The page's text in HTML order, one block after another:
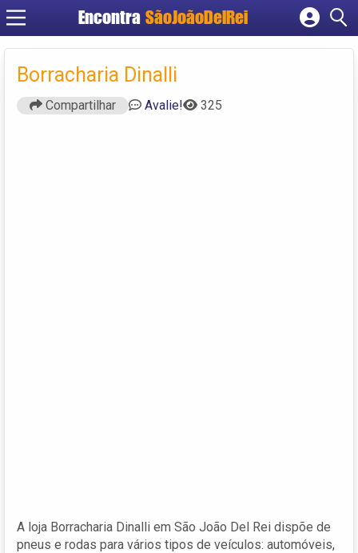
Encontra SãoJoãoDelRei
Cadastrar empresa
Criar conta
Borracharia Dinalli
Compartilhar Avalie! 325
A loja Borracharia Dinalli em São João Del Rei dispõe de
pneus e rodas para vários tipos de veículos: automóveis,